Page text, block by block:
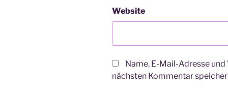
Website
Name, E-Mail-Adresse
nächsten Kommentar